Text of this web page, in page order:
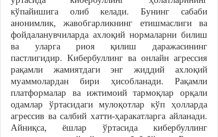
кўпайишига олиб келади. Бунинг сабаби
анонимлик, жавобгарликнинг етишмаслиги ва
фойдаланувчиларда ахлоқий нормаларни билиш
ва уларга риоя қилиш даражасининг
пастлигидир. Кибербуллинг ва онлайн агрессия
рақамли жамиятдаги энг жиддий ахлоқий
муаммолардан бири ҳисобланади. Рақамли
платформалар ва ижтимоий тармоқлар орқали
одамлар ўртасидаги мулоқотлар кўп ҳолларда
агрессив ва салбий хатти-ҳаракатларга айланади.
Айниқса, ёшлар ўртасида кибербуллинг